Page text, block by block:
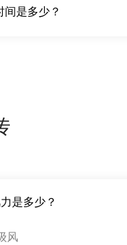
间是多少？
是多少？
风